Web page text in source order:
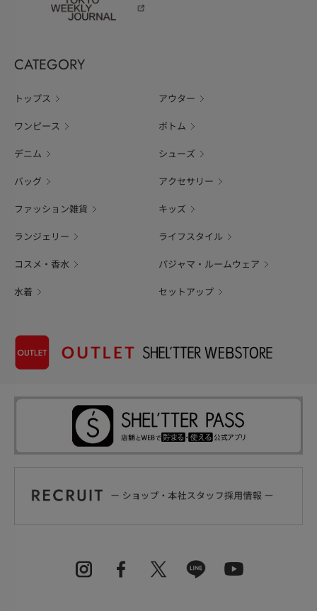
CATEGORY
トップス アウター
ワンピース ボトム
デニム シューズ
バッグ アクセサリー
ファッション雑貨 キッズ
ランジェリー ライフスタイル
コスメ・香水 パジャマ・ルームウェア
水着 セットアップ